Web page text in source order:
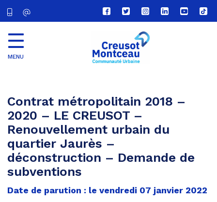
Lien
vers
compte
Facebook
Lien
vers
compte
Twitter
Lien
vers
le
compte
Lien
vers
Lien
vers
Lien
vers
MENU
Contrat métropolitain 2018 –
2020 – LE CREUSOT –
Renouvellement urbain du
quartier Jaurès –
déconstruction – Demande de
subventions
Date de parution : le vendredi 07 janvier 2022